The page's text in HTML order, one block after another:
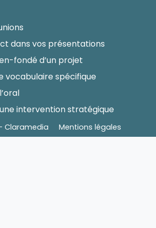
dans vos présentations
fondé d’un projet
vocabulaire spécifique
intervention stratégique
Claramedia Mentions légales